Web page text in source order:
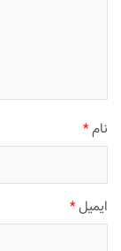
نام*
ایمیل*